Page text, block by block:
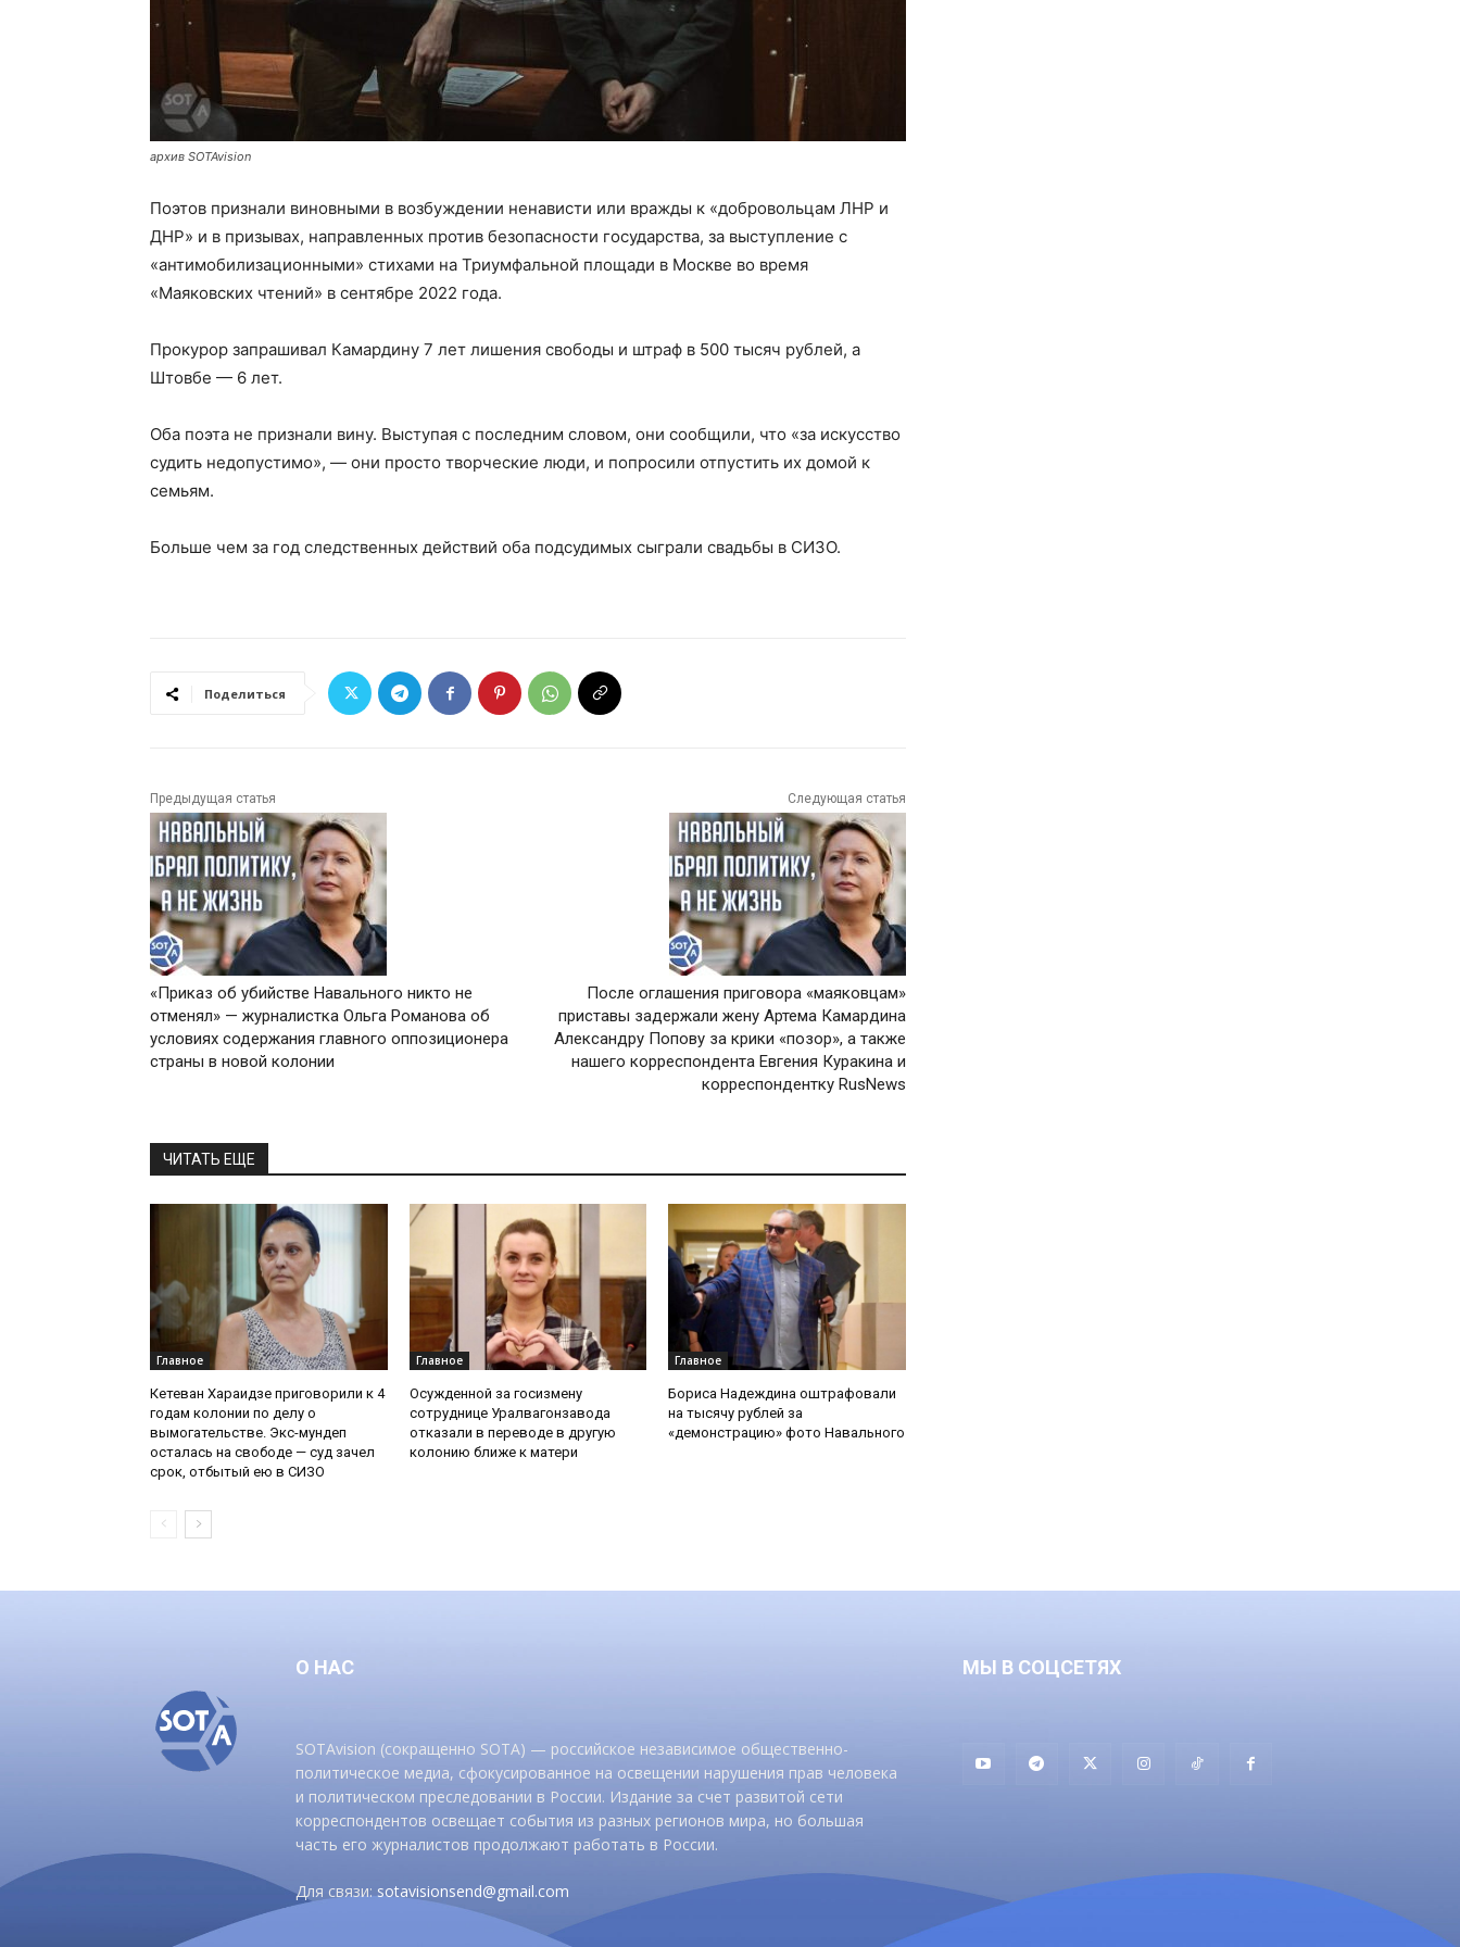
архив SOTAvision
Поэтов признали виновными в возбуждении ненависти или вражды к «добровольцам ЛНР и
ДНР» и в призывах, направленных против безопасности государства, за выступление с
«антимобилизационными» стихами на Триумфальной площади в Москве во время
«Маяковских чтений» в сентябре 2022 года.
Прокурор запрашивал Камардину 7 лет лишения свободы и штраф в 500 тысяч рублей, а
Штовбе — 6 лет.
Оба поэта не признали вину. Выступая с последним словом, они сообщили, что «за искусство
судить недопустимо», — они просто творческие люди, и попросили отпустить их домой к
семьям.
Больше чем за год следственных действий оба подсудимых сыграли свадьбы в СИЗО.
Поделиться
Предыдущая статья
«Приказ об убийстве Навального никто не
отменял» — журналистка Ольга Романова об
условиях содержания главного оппозиционера
страны в новой колонии
Следующая статья
После оглашения приговора «маяковцам»
приставы задержали жену Артема Камардина
Александру Попову за крики «позор», а также
нашего корреспондента Евгения Куракина и
корреспондентку RusNews
ЧИТАТЬ ЕЩЕ
Главное
Кетеван Хараидзе приговорили к 4
годам колонии по делу о
вымогательстве. Экс-мундеп
осталась на свободе — суд зачел
срок, отбытый ею в СИЗО
Главное
Осужденной за госизмену
сотруднице Уралвагонзавода
отказали в переводе в другую
колонию ближе к матери
Главное
Бориса Надеждина оштрафовали
на тысячу рублей за
«демонстрацию» фото Навального
О НАС
SOTAvision (сокращенно SOTA) — российское независимое общественно-
политическое медиа, сфокусированное на освещении нарушения прав человека
и политическом преследовании в России. Издание за счет развитой сети
корреспондентов освещает события из разных регионов мира, но большая
часть его журналистов продолжают работать в России.
Для связи:sotavisionsend@gmail.com
МЫ В СОЦСЕТЯХ